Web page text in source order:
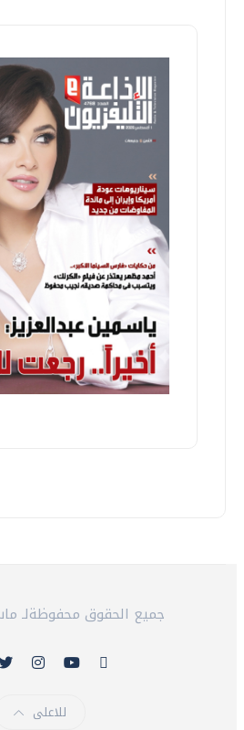
© 2026 جميع الحقوق محفوظةلـ
للاعلى